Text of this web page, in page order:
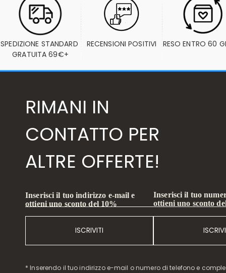
SPEDIZIONE STANDARD
GRATUITA 69€+
RECENSIONI POSITIVI RESO ENTRO 60
RIMANI IN
CONTATTO PER
ALTRE OFFERTE!
Inserisci il tuo indirizzo e-mail e
ottieni uno sconto del 10%
ISCRIVITI
Inserisci il tuo
ottieni uno sconto
* Inserendo il tuo indirizzo e-mail o numero di telefono e